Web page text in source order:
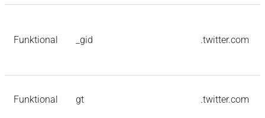
Funktional _gid .twitter.com
Funktional gt .twitter.com